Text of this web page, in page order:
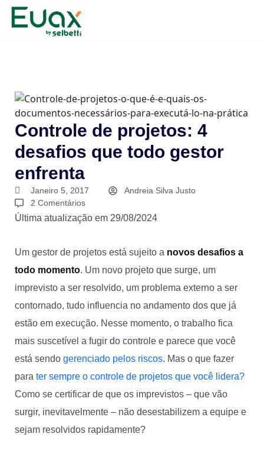
Controle de projetos: 4
desafios que todo gestor
enfrenta
Janeiro 5, 2017
Andreia Silva Justo
2 Comentários
Última atualização em 29/08/2024
Um gestor de projetos está sujeito a novos desafios a
todo momento. Um novo projeto que surge, um
imprevisto a ser resolvido, um problema externo a ser
contornado, tudo influencia no andamento dos que já
estão em execução. Nesse momento, o trabalho fica
mais suscetível a fugir do controle e parece que você
está sendo gerenciado pelos riscos. Mas o que fazer
para ter sempre o controle de projetos que você lidera?
Como se certificar de que os imprevistos – que vão
surgir, inevitavelmente – não desestabilizem a equipe e
sejam resolvidos rapidamente?